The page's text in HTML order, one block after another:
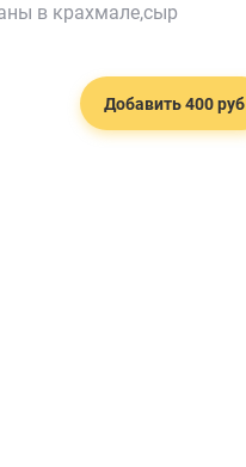
в крахмале,сыр
Добавить 400 руб